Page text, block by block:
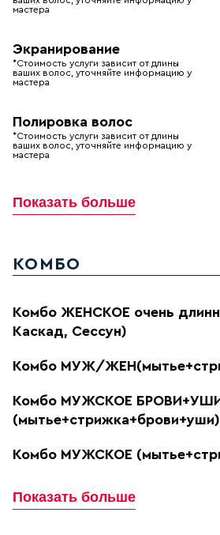
мастера
Экранирование
*Стоимость услуги зависит от длины
ваших волос, уточняйте информацию у
мастера
Полировка волос
*Стоимость услуги зависит от длины
ваших волос, уточняйте информацию у
мастера
Показать больше
КОМБО
Комбо ЖЕНСКОЕ очень
Каскад, Сессун)
Комбо МУЖ/
Комбо МУЖСКОЕ
(мытье+стрижка+брови+уши)
Комбо МУЖСКОЕ
Показать больше